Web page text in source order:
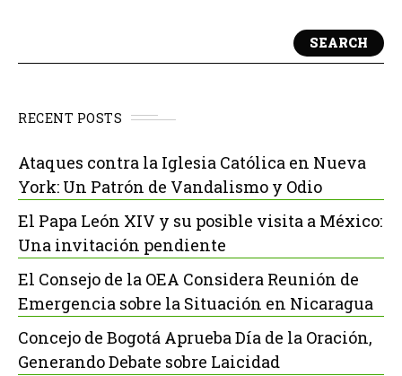
SEARCH
RECENT POSTS
Ataques contra la Iglesia Católica en Nueva
York: Un Patrón de Vandalismo y Odio
El Papa León XIV y su posible visita a México:
Una invitación pendiente
El Consejo de la OEA Considera Reunión de
Emergencia sobre la Situación en Nicaragua
Concejo de Bogotá Aprueba Día de la Oración,
Generando Debate sobre Laicidad